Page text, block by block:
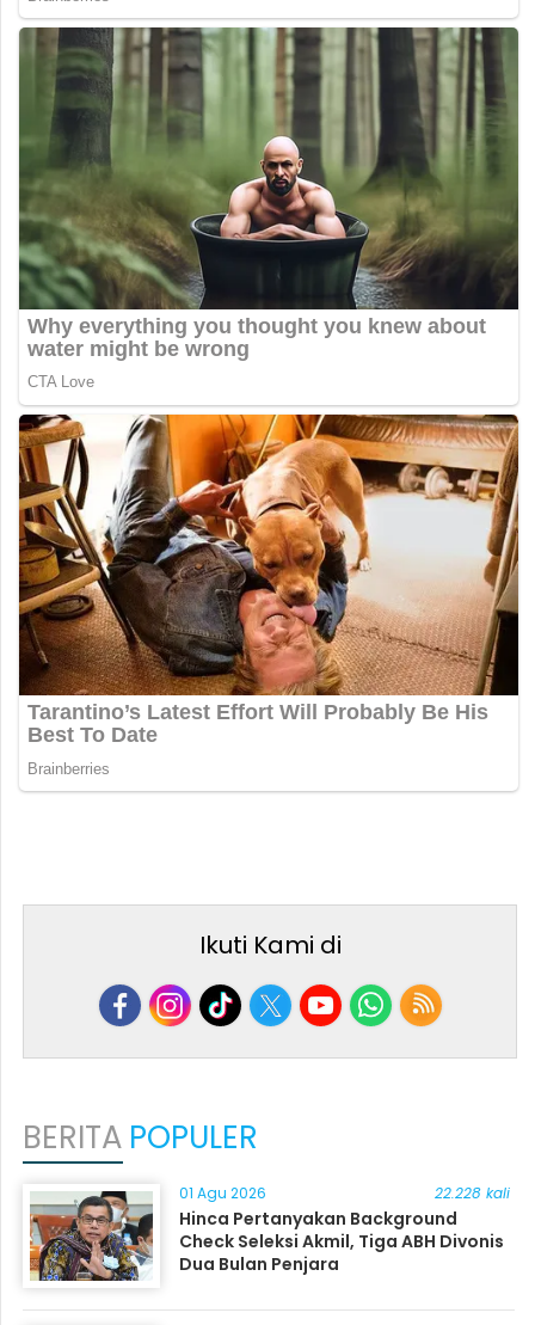
Ikuti Kami di
BERITA POPULER
01 Agu 2026 22.228 kali
Hinca Pertanyakan Background
Check Seleksi Akmil, Tiga ABH Divonis
Dua Bulan Penjara